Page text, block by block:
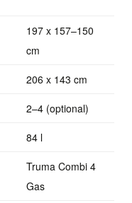
197 x 157–150
cm
206 x 143 cm
2–4 (optional)
84 l
Truma Combi 4
Gas